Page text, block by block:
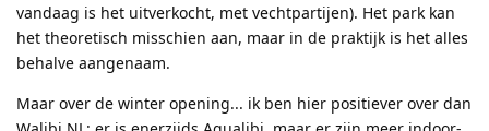
vandaag is het uitverkocht, met vechtpartijen). Het park kan
het theoretisch misschien aan, maar in de praktijk is het alles
behalve aangenaam.
Maar over de winter opening... ik ben hier positiever over dan